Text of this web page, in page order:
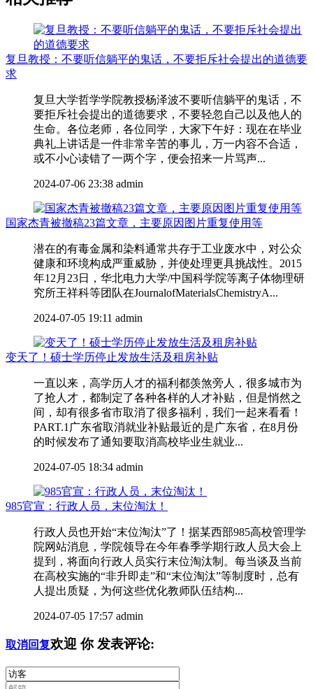
复旦教授：不要听信躺平的鬼话，不要拒斥社会提出的道德要
求
复旦大学哲学学院教授杨泽波不要听信躺平的鬼话，不
要拒斥社会提出的道德要求，不要轻忽自己以及他人的
生命。各位老师，各位同学，大家下午好：现在在毕业
典礼上讲话是一件非常辛苦的事儿，万一内容不合适，
或不小心读错了一两个字，便会招来一片骂声...
2024-07-06 23:38 admin
国家杰青被撤稿23篇文章，主要原因图片重复使用等
潜在的有毒金属和染料通常共存于工业废水中，对公众
健康和环境构成严重威胁，并使处理更具挑战性。2015
年12月23日，华北电力大学/中国科学院等离子体物理研
究所王祥科等团队在JournalofMaterialsChemistryA...
2024-07-05 19:11 admin
变天了！硕士学历停止发放生活及租房补贴
一直以来，高学历人才的福利都羡煞旁人，很多城市为
了抢人才，都制定了各种各样的人才补贴，但是悄然之
间，却有很多省市取消了很多福利，我们一起来看看！
PART.1广东省取消就业补贴最近的是广东省，在8月份
的时候发布了通知要取消高校毕业生就业...
2024-07-05 18:34 admin
985官宣：行政人员，末位淘汰！
行政人员也开始“末位淘汰”了！据某西部985高校管理学
院网站消息，学院领导在今年春季学期行政人员大会上
提到，将面向行政人员实行末位淘汰制。每当谈及当前
在高校实施的“非升即走”和“末位淘汰”等制度时，总有
人提出质疑，为何这些优化教师队伍结构...
2024-07-05 17:57 admin
取消回复欢迎 你发表评论: